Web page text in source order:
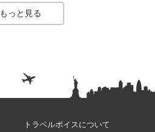
もっと見る
トラベルボイスについて